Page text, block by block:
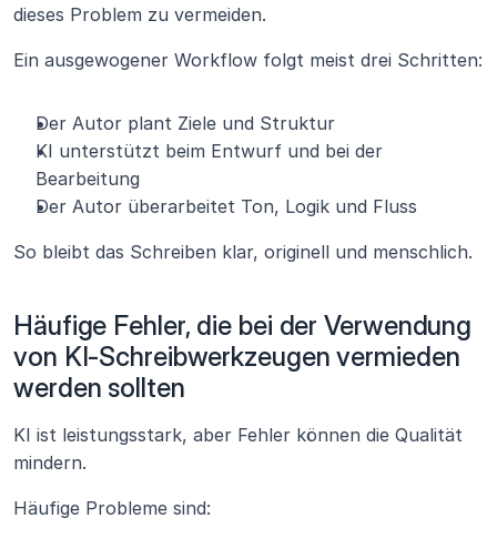
dieses Problem zu vermeiden.
Ein ausgewogener Workflow folgt meist drei Schritten:
Der Autor plant Ziele und Struktur
KI unterstützt beim Entwurf und bei der
Bearbeitung
Der Autor überarbeitet Ton, Logik und Fluss
So bleibt das Schreiben klar, originell und menschlich.
Häufige Fehler, die bei der Verwendung
von KI-Schreibwerkzeugen vermieden
werden sollten
KI ist leistungsstark, aber Fehler können die Qualität
mindern.
Häufige Probleme sind: